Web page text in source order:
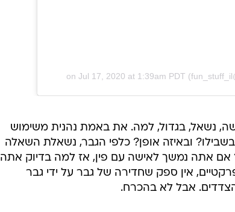
Jul 17, 2020 at 1:39am PDT
נשאל, בגדול, למה. את באמת נהנית משימוש
ובאיזה אופן? כלפי הגבר, נשאלת השאלה
אתה נמשך לאישה עם פין, אז למה בדיוק אתה
אין ספק שחדירה של גבר על ידי גבר
אבל לא בהכרח.